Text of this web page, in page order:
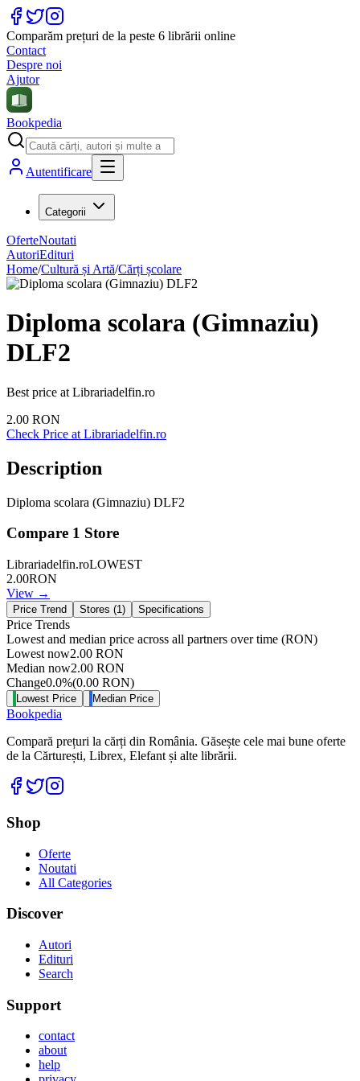
Comparăm prețuri de la peste 6 librării online
Contact
Despre noi
Ajutor
Bookpedia
Autentificare
Categorii
OferteNoutati
AutoriEdituri
Home/Cultură și Artă/Cărți școlare
Diploma scolara (Gimnaziu)
DLF2
Best price at Librariadelfin.ro
2.00 RON
Check Price at Librariadelfin.ro
Description
Diploma scolara (Gimnaziu) DLF2
Compare 1 Store
Librariadelfin.roLOWEST
2.00RON
View →
Price Trend Stores (1) Specifications
Price Trends
Lowest and median price across all partners over time (RON)
Lowest now2.00 RON
Median now2.00 RON
Change0.0%(0.00 RON)
Lowest Price Median Price
Bookpedia
Compară prețuri la cărți din România. Găsește cele mai bune oferte
de la Cărturești, Librex, Elefant și alte librării.
Facebook
Twitter
Shop
Oferte
Noutati
All Categories
Discover
Autori
Edituri
Search
Support
contact
about
help